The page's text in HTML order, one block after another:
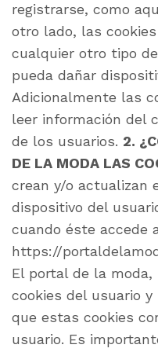
registrarse, como
otro lado, las
cualquier otro tipo
pueda dañar
Adicionalmente las
leer información del
de los usuarios. 2.
DE LA MODA LAS
crean y/o actualizan
dispositivo del
cuando éste accede
https://
El portal de la
cookies del usuario
que estas cookies
usuario. Es